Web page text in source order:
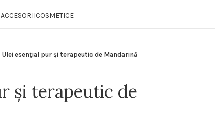
ACCESORIICOSMETICE
Ulei esențial pur și terapeutic de Mandarină
și terapeutic de